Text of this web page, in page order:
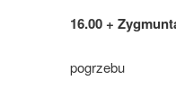
16.00 +
pogrzebu